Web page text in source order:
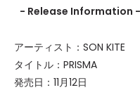
- Release Information -
アーティスト：SON KITE
タイトル：PRISMA
発売日：11月12日